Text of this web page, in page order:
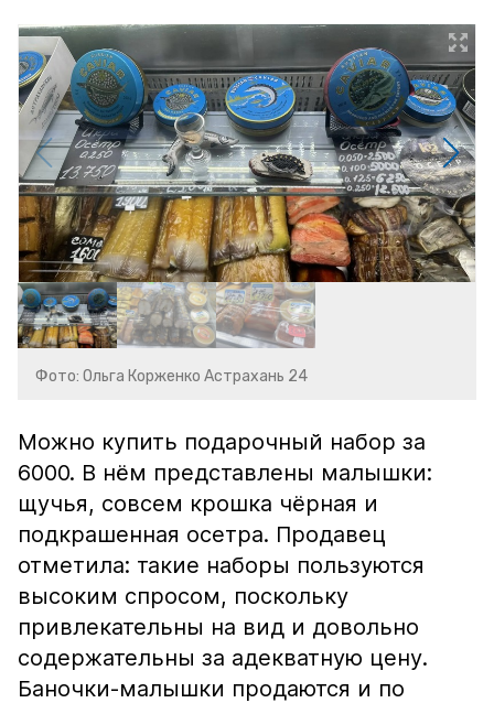
Фото: Ольга Корженко Астрахань 24
Можно купить подарочный набор за
6000. В нём представлены малышки:
щучья, совсем крошка чёрная и
подкрашенная осетра. Продавец
отметила: такие наборы пользуются
высоким спросом, поскольку
привлекательны на вид и довольно
содержательны за адекватную цену.
Баночки-малышки продаются и по